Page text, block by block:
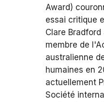
Award)
essai critique
Clare
membre de
australienne
humaines en
actuellement
Société